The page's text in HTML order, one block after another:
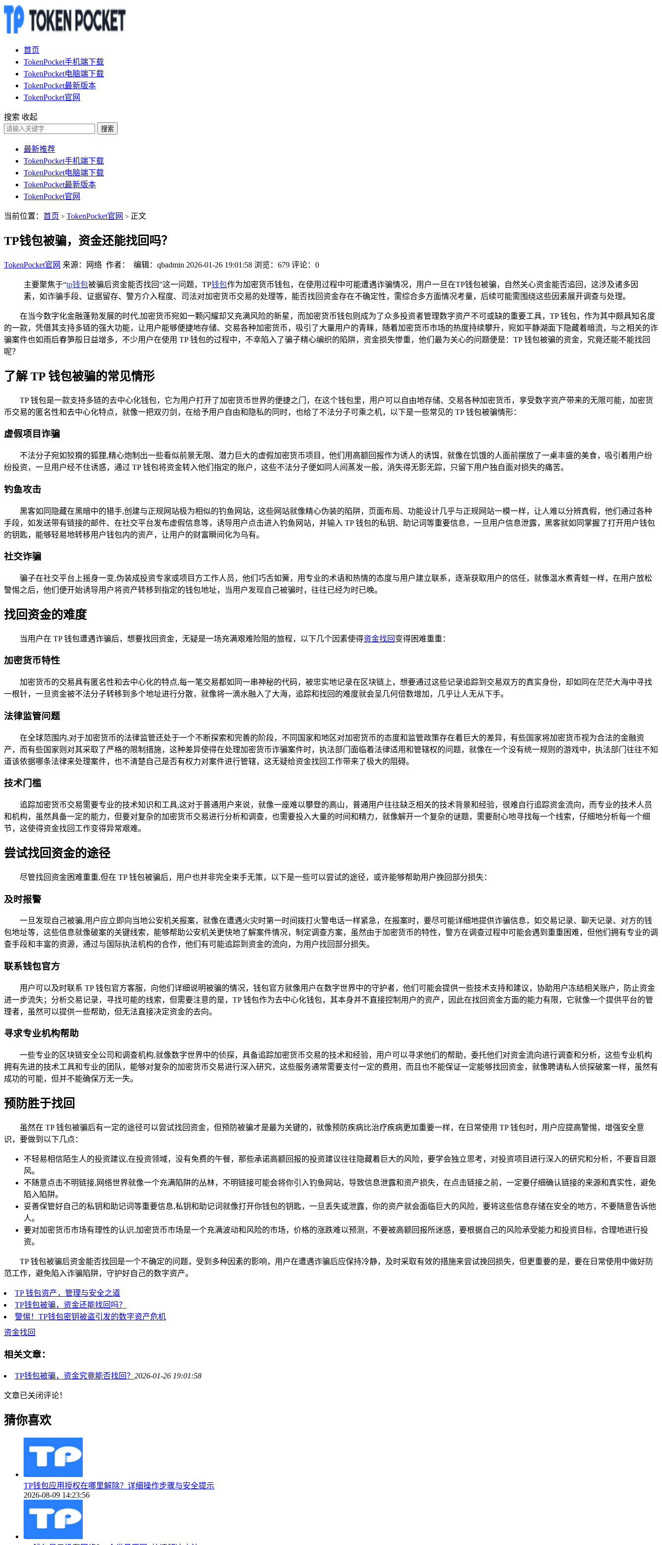
首页
TokenPocket手机端下载
TokenPocket电脑端下载
TokenPocket最新版本
TokenPocket官网
搜索 收起
搜索
最新推荐
TokenPocket手机端下载
TokenPocket电脑端下载
TokenPocket最新版本
TokenPocket官网
当前位置： 首页 > TokenPocket官网 > 正文
TP钱包被骗，资金还能找回吗？
TokenPocket官网 来源：网络 作者： 编辑：qbadmin 2026-01-26 19:01:58 浏览：679 评论：0
主要聚焦于“tp钱包被骗后资金能否找回”这一问题，TP钱包作为加密货币钱包，在使用过程中可能遭遇诈骗情况，用户一旦在TP钱包被骗，自然关心资金能否追回，这涉及诸多因
素，如诈骗手段、证据留存、警方介入程度、司法对加密货币交易的处理等，能否找回资金存在不确定性，需综合多方面情况考量，后续可能需围绕这些因素展开调查与处理。
在当今数字化金融蓬勃发展的时代,加密货币宛如一颗闪耀却又充满风险的新星，而加密货币钱包则成为了众多投资者管理数字资产不可或缺的重要工具，TP 钱包，作为其中颇具知名度
的一款，凭借其支持多链的强大功能，让用户能够便捷地存储、交易各种加密货币，吸引了大量用户的青睐，随着加密货币市场的热度持续攀升，宛如平静湖面下隐藏着暗流，与之相关的诈
骗案件也如雨后春笋般日益增多，不少用户在使用 TP 钱包的过程中，不幸陷入了骗子精心编织的陷阱，资金损失惨重，他们最为关心的问题便是：TP 钱包被骗的资金，究竟还能不能找回
呢？
了解 TP 钱包被骗的常见情形
TP 钱包是一款支持多链的去中心化钱包，它为用户打开了加密货币世界的便捷之门，在这个钱包里，用户可以自由地存储、交易各种加密货币，享受数字资产带来的无限可能，加密货
币交易的匿名性和去中心化特点，就像一把双刃剑，在给予用户自由和隐私的同时，也给了不法分子可乘之机，以下是一些常见的 TP 钱包被骗情形：
虚假项目诈骗
不法分子宛如狡猾的狐狸,精心炮制出一些看似前景无限、潜力巨大的虚假加密货币项目，他们用高额回报作为诱人的诱饵，就像在饥饿的人面前摆放了一桌丰盛的美食，吸引着用户纷
纷投资，一旦用户经不住诱惑，通过 TP 钱包将资金转入他们指定的账户，这些不法分子便如同人间蒸发一般，消失得无影无踪，只留下用户独自面对损失的痛苦。
钓鱼攻击
黑客如同隐藏在黑暗中的猎手,创建与正规网站极为相似的钓鱼网站，这些网站就像精心伪装的陷阱，页面布局、功能设计几乎与正规网站一模一样，让人难以分辨真假，他们通过各种
手段，如发送带有链接的邮件、在社交平台发布虚假信息等，诱导用户点击进入钓鱼网站，并输入 TP 钱包的私钥、助记词等重要信息，一旦用户信息泄露，黑客就如同掌握了打开用户钱包
的钥匙，能够轻易地转移用户钱包内的资产，让用户的财富瞬间化为乌有。
社交诈骗
骗子在社交平台上摇身一变,伪装成投资专家或项目方工作人员，他们巧舌如簧，用专业的术语和热情的态度与用户建立联系，逐渐获取用户的信任，就像温水煮青蛙一样，在用户放松
警惕之后，他们便开始诱导用户将资产转移到指定的钱包地址，当用户发现自己被骗时，往往已经为时已晚。
找回资金的难度
当用户在 TP 钱包遭遇诈骗后，想要找回资金，无疑是一场充满艰难险阻的旅程，以下几个因素使得资金找回 变得困难重重：
加密货币特性
加密货币的交易具有匿名性和去中心化的特点,每一笔交易都如同一串神秘的代码，被忠实地记录在区块链上，想要通过这些记录追踪到交易双方的真实身份，却如同在茫茫大海中寻找
一根针，一旦资金被不法分子转移到多个地址进行分散，就像将一滴水融入了大海，追踪和找回的难度就会呈几何倍数增加，几乎让人无从下手。
法律监管问题
在全球范围内,对于加密货币的法律监管还处于一个不断探索和完善的阶段，不同国家和地区对加密货币的态度和监管政策存在着巨大的差异，有些国家将加密货币视为合法的金融资
产，而有些国家则对其采取了严格的限制措施，这种差异使得在处理加密货币诈骗案件时，执法部门面临着法律适用和管辖权的问题，就像在一个没有统一规则的游戏中，执法部门往往不知
道该依据哪条法律来处理案件，也不清楚自己是否有权力对案件进行管辖，这无疑给资金找回工作带来了极大的阻碍。
技术门槛
追踪加密货币交易需要专业的技术知识和工具,这对于普通用户来说，就像一座难以攀登的高山，普通用户往往缺乏相关的技术背景和经验，很难自行追踪资金流向，而专业的技术人员
和机构，虽然具备一定的能力，但要对复杂的加密货币交易进行分析和调查，也需要投入大量的时间和精力，就像解开一个复杂的谜题，需要耐心地寻找每一个线索，仔细地分析每一个细
节，这使得资金找回工作变得异常艰难。
尝试找回资金的途径
尽管找回资金困难重重,但在 TP 钱包被骗后，用户也并非完全束手无策，以下是一些可以尝试的途径，或许能够帮助用户挽回部分损失：
及时报警
一旦发现自己被骗,用户应立即向当地公安机关报案，就像在遭遇火灾时第一时间拨打火警电话一样紧急，在报案时，要尽可能详细地提供诈骗信息，如交易记录、聊天记录、对方的钱
包地址等，这些信息就像破案的关键线索，能够帮助公安机关更快地了解案件情况，制定调查方案，虽然由于加密货币的特性，警方在调查过程中可能会遇到重重困难，但他们拥有专业的调
查手段和丰富的资源，通过与国际执法机构的合作，他们有可能追踪到资金的流向，为用户找回部分损失。
联系钱包官方
用户可以及时联系 TP 钱包官方客服，向他们详细说明被骗的情况，钱包官方就像用户在数字世界中的守护者，他们可能会提供一些技术支持和建议，协助用户冻结相关账户，防止资金
进一步流失；分析交易记录，寻找可能的线索，但需要注意的是，TP 钱包作为去中心化钱包，其本身并不直接控制用户的资产，因此在找回资金方面的能力有限，它就像一个提供平台的管
理者，虽然可以提供一些帮助，但无法直接决定资金的去向。
寻求专业机构帮助
一些专业的区块链安全公司和调查机构,就像数字世界中的侦探，具备追踪加密货币交易的技术和经验，用户可以寻求他们的帮助，委托他们对资金流向进行调查和分析，这些专业机构
拥有先进的技术工具和专业的团队，能够对复杂的加密货币交易进行深入研究，这些服务通常需要支付一定的费用，而且也不能保证一定能够找回资金，就像聘请私人侦探破案一样，虽然有
成功的可能，但并不能确保万无一失。
预防胜于找回
虽然在 TP 钱包被骗后有一定的途径可以尝试找回资金，但预防被骗才是最为关键的，就像预防疾病比治疗疾病更加重要一样，在日常使用 TP 钱包时，用户应提高警惕，增强安全意
识，要做到以下几点：
不轻易相信陌生人的投资建议,在投资领域，没有免费的午餐，那些承诺高额回报的投资建议往往隐藏着巨大的风险，要学会独立思考，对投资项目进行深入的研究和分析，不要盲目跟
风。
不随意点击不明链接,网络世界就像一个充满陷阱的丛林，不明链接可能会将你引入钓鱼网站，导致信息泄露和资产损失，在点击链接之前，一定要仔细确认链接的来源和真实性，避免
陷入陷阱。
妥善保管好自己的私钥和助记词等重要信息,私钥和助记词就像打开你钱包的钥匙，一旦丢失或泄露，你的资产就会面临巨大的风险，要将这些信息存储在安全的地方，不要随意告诉他
人。
要对加密货币市场有理性的认识,加密货币市场是一个充满波动和风险的市场，价格的涨跌难以预测，不要被高额回报所迷惑，要根据自己的风险承受能力和投资目标，合理地进行投
资。
TP 钱包被骗后资金能否找回是一个不确定的问题，受到多种因素的影响，用户在遭遇诈骗后应保持冷静，及时采取有效的措施来尝试挽回损失，但更重要的是，要在日常使用中做好防
范工作，避免陷入诈骗陷阱，守护好自己的数字资产。
TP 钱包资产，管理与安全之道
TP钱包被骗，资金还能找回吗？
警惕！TP钱包密钥被盗引发的数字资产危机
资金找回
相关文章：
TP钱包被骗，资金究竟能否找回？ 2026-01-26 19:01:58
文章已关闭评论！
猜你喜欢
TP钱包应用授权在哪里解除？详细操作步骤与安全提示
2026-08-09 14:23:56